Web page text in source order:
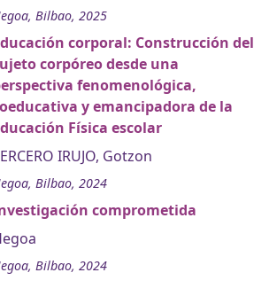
Bilbao, 2025
corporal: Construcción del
corpóreo desde una
fenomenológica,
y emancipadora de la
Física escolar
IRUJO, Gotzon
Bilbao, 2024
comprometida
Bilbao, 2024